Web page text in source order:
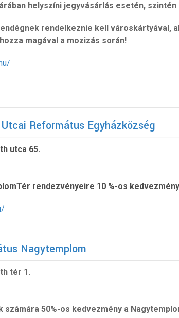
helyszíni jegyvásárlás esetén,
rendelkeznie kell városkártyával,
magával a mozizás során!
Református Egyházközség
utca 65.
rendezvényeire 10 %-os
Nagytemplom
tér 1.
50%-os kedvezmény a